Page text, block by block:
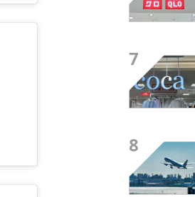
7
8